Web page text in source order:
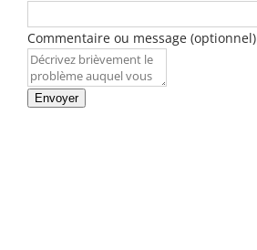
Commentaire ou message (optionnel)
Envoyer